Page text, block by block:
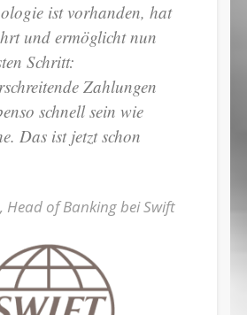
ist vorhanden, hat
und ermöglicht nun
Schritt:
Zahlungen
schnell sein wie
Das ist jetzt schon
Head of Banking bei Swift